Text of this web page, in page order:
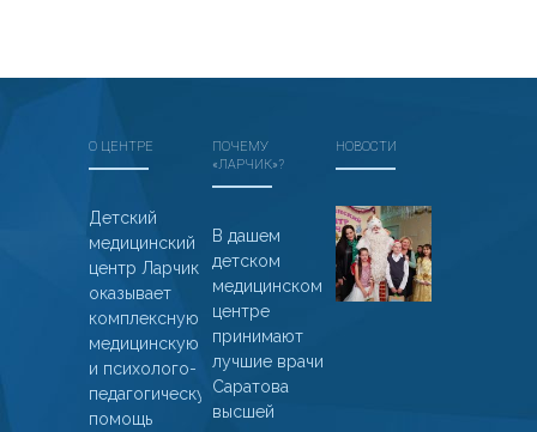
О ЦЕНТРЕ
Детский
медицинский
центр Ларчик
оказывает
комплексную
медицинскую
и психолого-
педагогическую
помощь
ПОЧЕМУ
«ЛАРЧИК»?
В дашем
детском
медицинском
центре
принимают
лучшие врачи
Саратова
высшей
НОВОСТИ